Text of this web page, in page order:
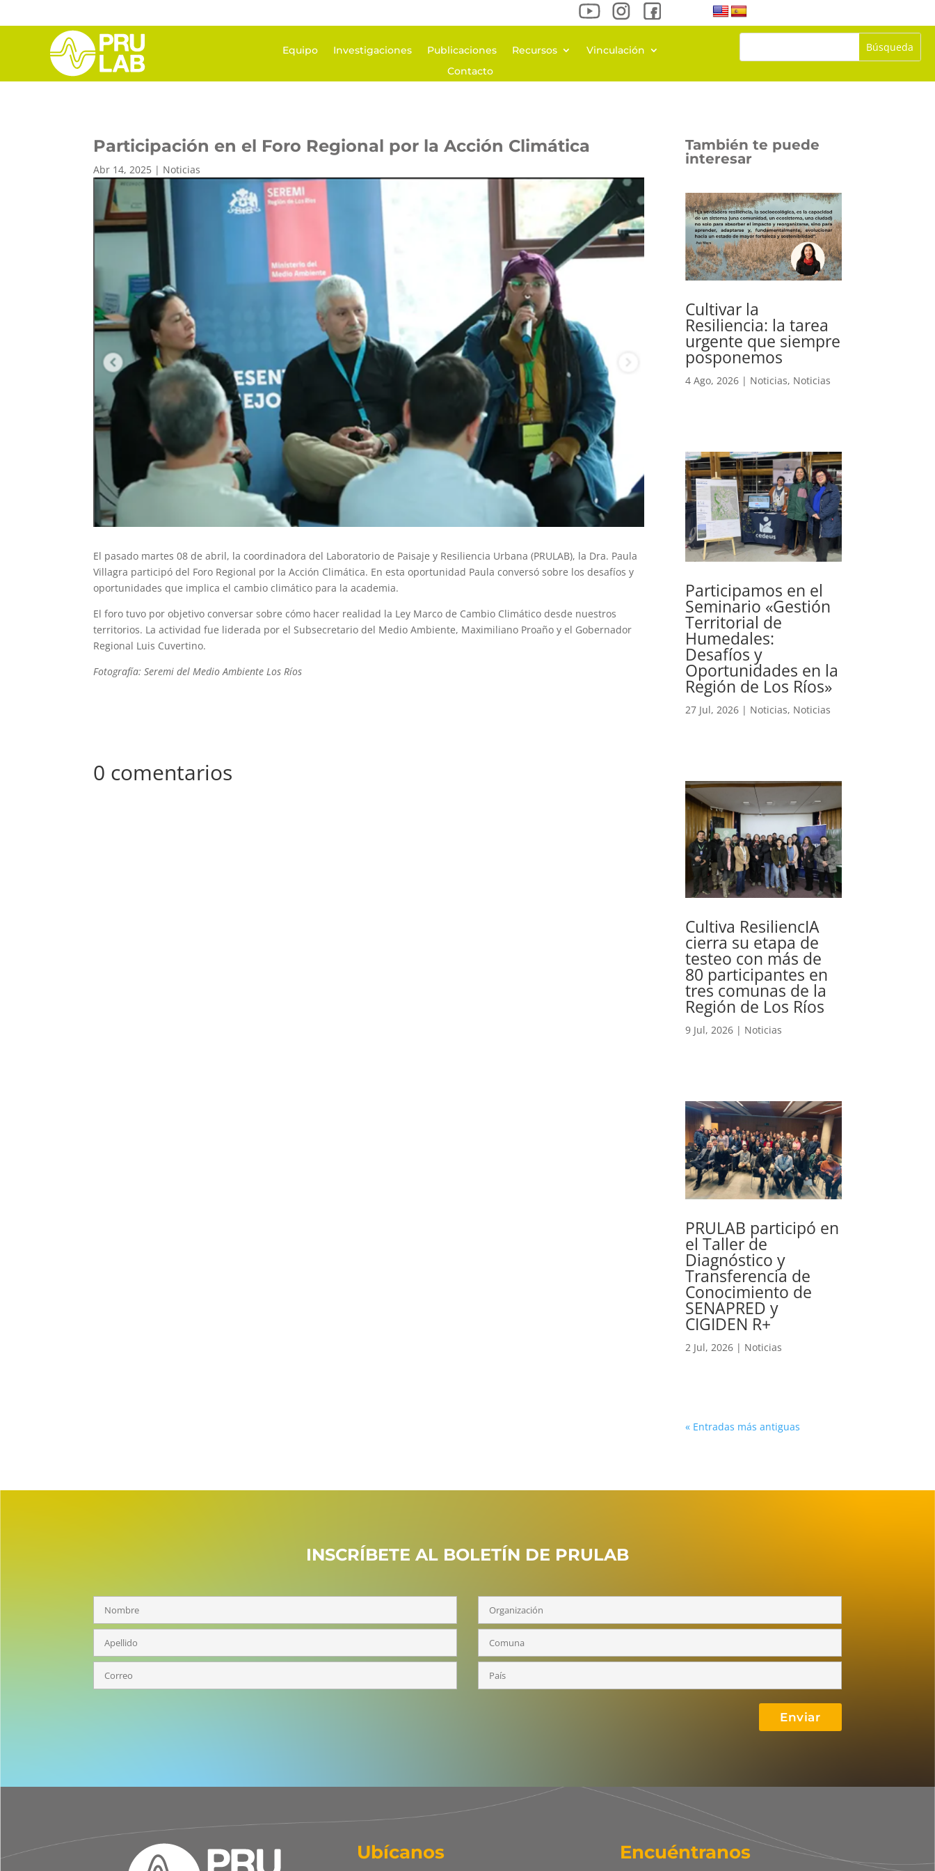
Equipo Investigaciones Publicaciones Recursos
Vinculación
Contacto
Participación en el Foro Regional por la Acción Climática
Abr 14, 2025 | Noticias
El pasado martes 08 de abril, la coordinadora del Laboratorio de Paisaje y Resiliencia Urbana (PRULAB), la Dra. Paula
Villagra participó del Foro Regional por la Acción Climática. En esta oportunidad Paula conversó sobre los desafíos y
oportunidades que implica el cambio climático para la academia.
El foro tuvo por objetivo conversar sobre cómo hacer realidad la Ley Marco de Cambio Climático desde nuestros
territorios. La actividad fue liderada por el Subsecretario del Medio Ambiente, Maximiliano Proaño y el Gobernador
Regional Luis Cuvertino.
Fotografía: Seremi del Medio Ambiente Los Ríos
0 comentarios
También te puede
interesar
Cultivar la
Resiliencia: la tarea
urgente que siempre
posponemos
4 Ago, 2026 | Noticias, Noticias
Participamos en el
Seminario «Gestión
Territorial de
Humedales:
Desafíos y
Oportunidades en la
Región de Los Ríos»
27 Jul, 2026 | Noticias, Noticias
Cultiva ResiliencIA
cierra su etapa de
testeo con más de
80 participantes en
tres comunas de la
Región de Los Ríos
9 Jul, 2026 | Noticias
PRULAB participó en
el Taller de
Diagnóstico y
Transferencia de
Conocimiento de
SENAPRED y
CIGIDEN R+
2 Jul, 2026 | Noticias
« Entradas más antiguas
INSCRÍBETE AL BOLETÍN DE PRULAB
Ubícanos Encuéntranos